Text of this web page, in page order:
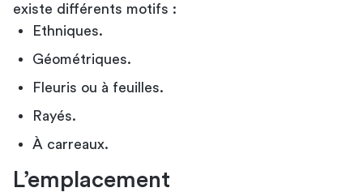
existe différents motifs :
Ethniques.
Géométriques.
Fleuris ou à feuilles.
Rayés.
À carreaux.
L’emplacement